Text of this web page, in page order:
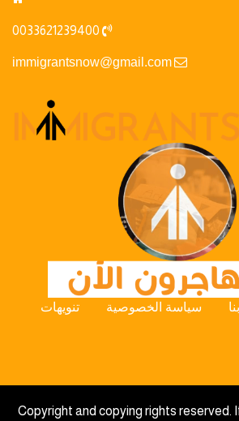
immigrantsnow@gmail.com
سياسة الخصوصية
تنويهات
Copyright and copying rights reserved.